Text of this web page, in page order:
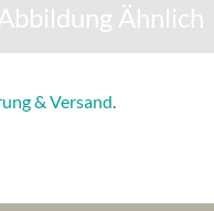
Ähnlich
& Versand.